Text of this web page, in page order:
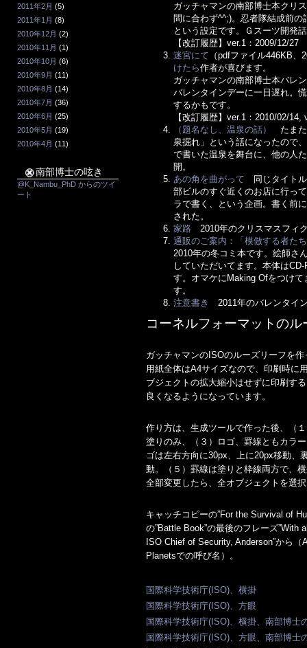
2011年2月 (5)
2011年1月 (8)
2010年12月 (2)
2010年11月 (1)
2010年10月 (6)
2010年9月 (11)
2010年8月 (14)
2010年7月 (36)
2010年6月 (25)
2010年5月 (19)
2010年4月 (11)
南部博士の呟き
@K_Nambu_PhD からのツイ
ート
ガッチャマンの南部博士本クリ
間に合わず^^;)。忍者隊結成前
という設定です。Ｇスーツ開発
【改訂履歴】ver.1：2009/12/27
迷宮にて （pdfファイル446KB
けたら作者が喜びます。
ガッチャマンの南部博士本バレ
バレンタインデーに一日遅れ。
するかもです。
【改訂履歴】ver.1：2010/02/
（題名なし、温泉の話）
たまた
泉掘れ」という話になったので
で書いた温泉を舞台に、他の人
開。
あの角を曲がって 同じタイト
部ビルのすぐ近くのお店に行っ
ラで書く、という企画。書く前
された。
家路 2010年のクリスマスフィ
通販のご案内：「模倣する者た
2010年の冬コミ本です。絵師さ
していただいてます。本体は
す。オマケにMaking Ofをつけ
す。
注意書き
2011年のバレンタイ
コーネルフォーマットのル
ガッチャマンのISOのルーズリーフを
用紙全体はA4サイズなので、印刷時に
ブジェクトの拡大縮小はせずに印刷す
良くなるようになっています。
作り方は、生成ツールで作った後、（
塗りのみ、（３）ロゴ、罫線ともカラ
ゴは左右方向に30px、上に20px移動、
動。（５）罫線は塗りと枠線両方で、
全部変更したら、全オブジェクトを選
キャッチコピーの”For the Survival of
の”Battle Book”の最後のフレーズ
ISO Chief of Security, Anderson”から
Planetsでの呼び名）。
国際科学技術庁(ISO)、横掛
国際科学技術庁(ISO)、方眼
国際科学技術庁(ISO)、横掛、南部博士
国際科学技術庁(ISO)、方眼、南部博士